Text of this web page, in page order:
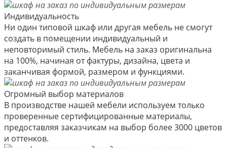
Индивидуальность
Ни один типовой шкаф или другая мебель не смогут
создать в помещении индивидуальный и
неповторимый стиль. Мебель на заказ оригинальна
на 100%, начиная от фактуры, дизайна, цвета и
заканчивая формой, размером и функциями.
Огромный выбор материалов
В производстве нашей мебели используем только
проверенные сертифицированные материалы,
предоставляя заказчикам на выбор более 3000 цветов
и оттенков.